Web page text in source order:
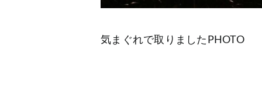
気まぐれで取りましたPHOTO